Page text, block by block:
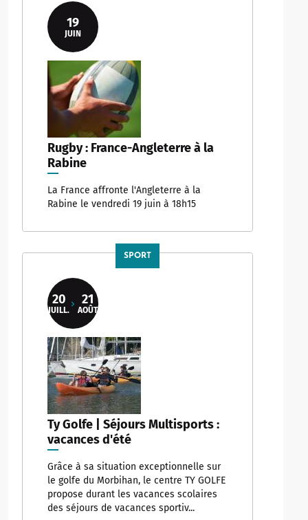
19
JUIN
Rugby : France-Angleterre à la
Rabine
La France affronte l'Angleterre à la
Rabine le vendredi 19 juin à 18h15
SPORT
20
JUILL.
21
AOÛT
Ty Golfe | Séjours Multisports :
vacances d'été
Grâce à sa situation exceptionnelle sur
le golfe du Morbihan, le centre TY GOLFE
propose durant les vacances scolaires
des séjours de vacances sportiv...